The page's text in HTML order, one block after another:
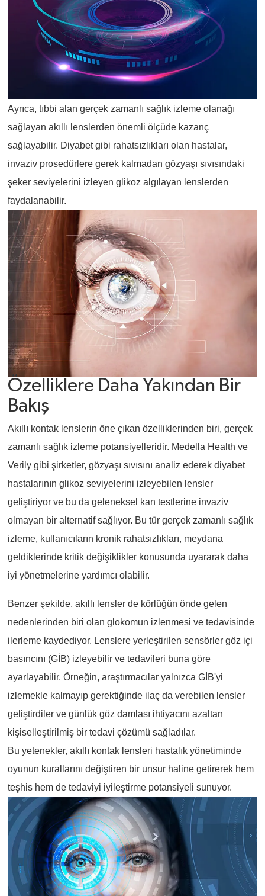
Ayrıca, tıbbi alan gerçek zamanlı sağlık izleme olanağı
sağlayan akıllı lenslerden önemli ölçüde kazanç
sağlayabilir. Diyabet gibi rahatsızlıkları olan hastalar,
invaziv prosedürlere gerek kalmadan gözyaşı sıvısındaki
şeker seviyelerini izleyen glikoz algılayan lenslerden
faydalanabilir.
Özelliklere Daha Yakından Bir
Bakış
Akıllı kontak lenslerin öne çıkan özelliklerinden biri, gerçek
zamanlı sağlık izleme potansiyelleridir. Medella Health ve
Verily gibi şirketler, gözyaşı sıvısını analiz ederek diyabet
hastalarının glikoz seviyelerini izleyebilen lensler
geliştiriyor ve bu da geleneksel kan testlerine invaziv
olmayan bir alternatif sağlıyor. Bu tür gerçek zamanlı sağlık
izleme, kullanıcıların kronik rahatsızlıkları, meydana
geldiklerinde kritik değişiklikler konusunda uyararak daha
iyi yönetmelerine yardımcı olabilir.
Benzer şekilde, akıllı lensler de körlüğün önde gelen
nedenlerinden biri olan glokomun izlenmesi ve tedavisinde
ilerleme kaydediyor. Lenslere yerleştirilen sensörler göz içi
basıncını (GİB) izleyebilir ve tedavileri buna göre
ayarlayabilir. Örneğin, araştırmacılar yalnızca GİB'yi
izlemekle kalmayıp gerektiğinde ilaç da verebilen lensler
geliştirdiler ve günlük göz damlası ihtiyacını azaltan
kişiselleştirilmiş bir tedavi çözümü sağladılar.
Bu yetenekler, akıllı kontak lensleri hastalık yönetiminde
oyunun kurallarını değiştiren bir unsur haline getirerek hem
teşhis hem de tedaviyi iyileştirme potansiyeli sunuyor.